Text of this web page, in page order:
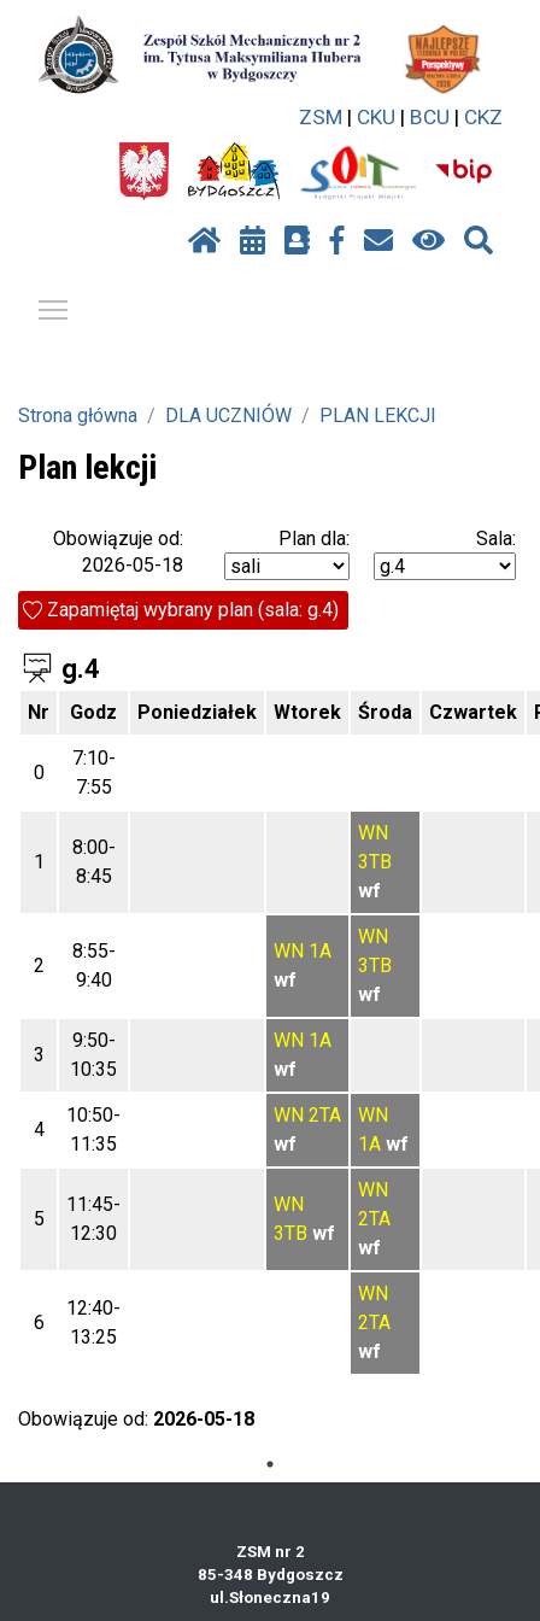
ZSM | CKU | BCU | CKZ
Strona główna DLA UCZNIÓW PLAN LEKCJI
Plan lekcji
Obowiązuje od:
2026-05-18
Plan dla: Sala:
Zapamiętaj wybrany plan (sala: g.4)
g.4
Nr Godz Poniedziałek Wtorek Środa Czwartek
0
7:10-
7:55
1
8:00-
8:45
WN
3TB
wf
2
8:55-
9:40
WN 1A
wf
WN
3TB
wf
3
9:50-
10:35
WN 1A
wf
4
10:50-
11:35
WN 2TA
wf
WN
1A wf
5
11:45-
12:30
WN
3TB wf
WN
2TA
wf
6
12:40-
13:25
WN
2TA
wf
Obowiązuje od: 2026-05-18
ZSM nr 2
85-348 Bydgoszcz
ul.Słoneczna19